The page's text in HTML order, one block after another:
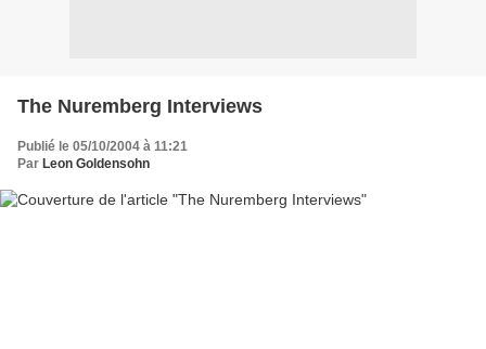
The Nuremberg Interviews
Publié le 05/10/2004 à 11:21
Par Leon Goldensohn